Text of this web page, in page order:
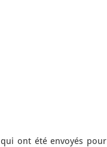
ont été envoyés pour